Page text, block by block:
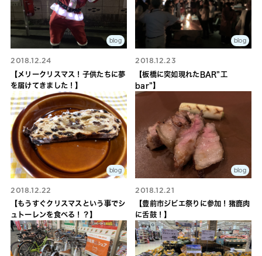
blog
2018.12.24
【メリークリスマス！子供たちに夢
を届けてきました！】
blog
2018.12.23
【板橋に突如現れたBAR”工
bar”】
blog
2018.12.22
【もうすぐクリスマスという事でシ
ュトーレンを食べる！？】
blog
2018.12.21
【豊前市ジビエ祭りに参加！猪鹿肉
に舌鼓！】